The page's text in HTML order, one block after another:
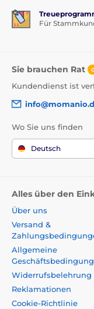
Für
Sie brauchen Rat
Kundendienst ist
Wo Sie uns finden
Deutsch
Alles über den
Über uns
Versand &
Allgemeine
Widerrufsbelehrung
Reklamationen
Cookie-Richtlinie